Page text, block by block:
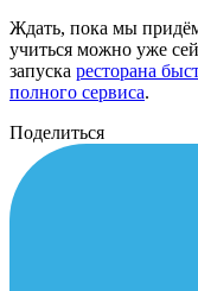
Ждать, пока мы
учиться можно уже
запуска ресторана
полного сервиса.
Поделиться